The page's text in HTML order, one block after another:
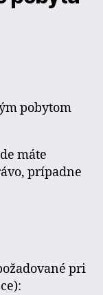
pobytom
máte
prípadne
pri